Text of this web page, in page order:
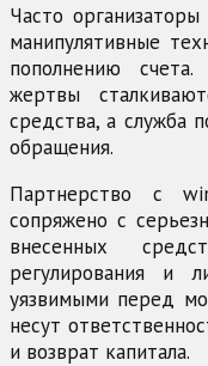
Часто
манипулятивные
пополнению
жертвы
средства, а служба
обращения.
Партнерство с
сопряжено с
внесенных
регулирования и
уязвимыми перед
несут
и возврат капитала.